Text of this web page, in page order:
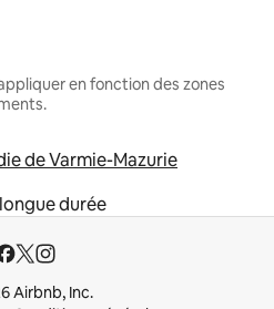
en fonction des zones
de Varmie-Mazurie
durée
Airbnb, Inc.